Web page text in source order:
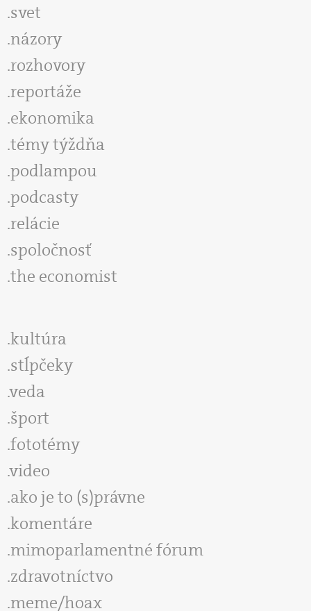
svet
názory
rozhovory
reportáže
ekonomika
témy týždňa
podlampou
podcasty
relácie
spoločnosť
the economist
kultúra
stĺpčeky
veda
šport
fototémy
video
ako je to (s)právne
komentáre
mimoparlamentné fórum
zdravotníctvo
meme/hoax